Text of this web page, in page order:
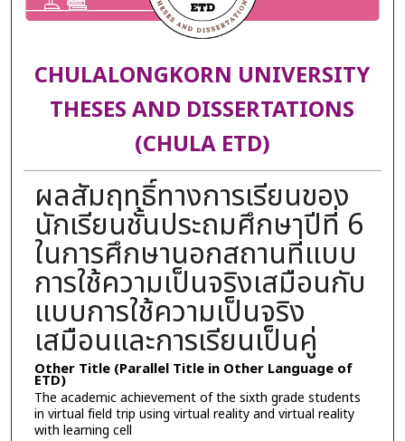
CHULALONGKORN UNIVERSITY
THESES AND DISSERTATIONS
(CHULA ETD)
ผลสัมฤทธิ์ทางการเรียนของ
นักเรียนชั้นประถมศึกษาปีที่ 6
ในการศึกษานอกสถานที่แบบ
การใช้ความเป็นจริงเสมือนกับ
แบบการใช้ความเป็นจริง
เสมือนและการเรียนเป็นคู่
Other Title (Parallel Title in Other Language of
ETD)
The academic achievement of the sixth grade students
in virtual field trip using virtual reality and virtual reality
with learning cell